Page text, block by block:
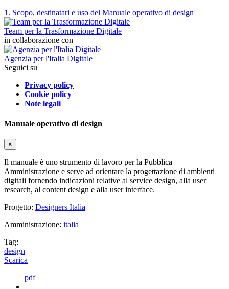
1. Scopo, destinatari e uso del Manuale operativo di design
Team per la Trasformazione Digitale
in collaborazione con
Agenzia per l'Italia Digitale
Seguici su
Privacy policy
Cookie policy
Note legali
Manuale operativo di design
×
Il manuale è uno strumento di lavoro per la Pubblica
Amministrazione e serve ad orientare la progettazione di ambienti
digitali fornendo indicazioni relative al service design, alla user
research, al content design e alla user interface.
Progetto: Designers Italia
Amministrazione: italia
Tag:
design
Scarica
pdf